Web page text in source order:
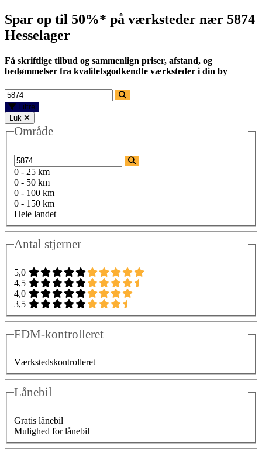
Spar op til 50%* på værksteder nær 5874
Hesselager
Få skriftlige tilbud og sammenlign priser, afstand, og
bedømmelser fra kvalitetsgodkendte værksteder i din by
Filtre
Luk
Område
0 - 25 km
0 - 50 km
0 - 100 km
0 - 150 km
Hele landet
Antal stjerner
5,0
4,5
4,0
3,5
FDM-kontrolleret
Værkstedskontrolleret
Lånebil
Gratis lånebil
Mulighed for lånebil